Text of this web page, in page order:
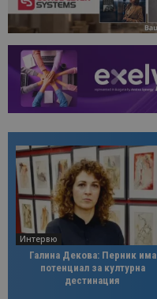
Интервю
Галина Декова: Перник има
потенциал за културна
дестинация